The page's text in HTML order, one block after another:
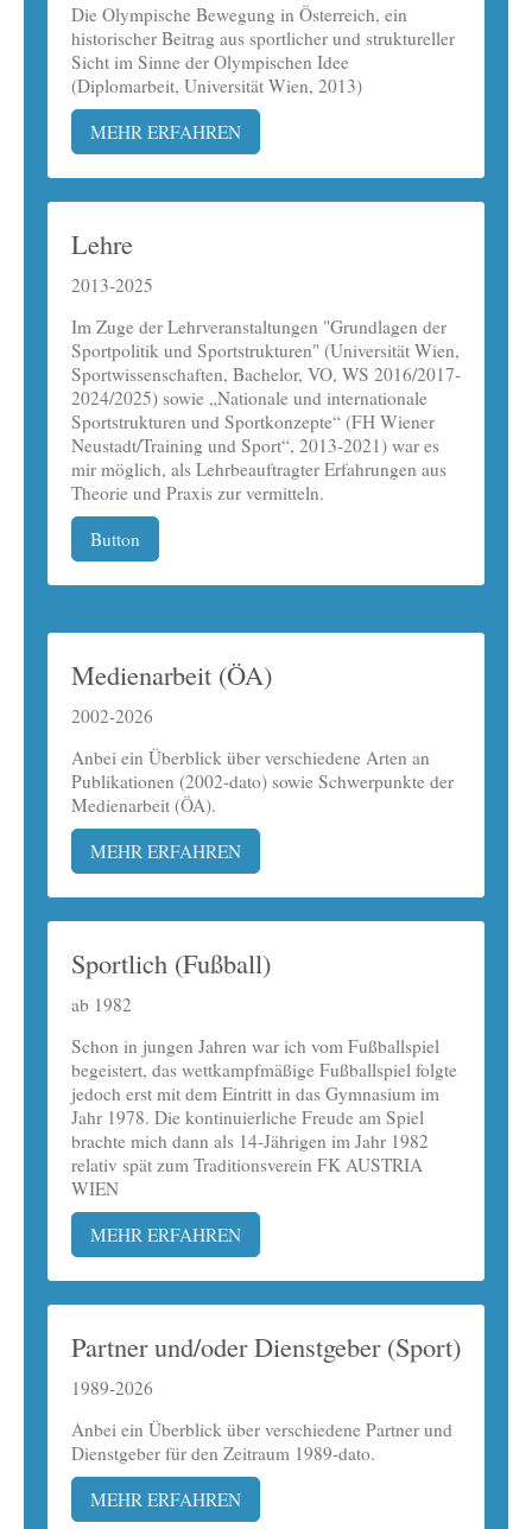
Die Olympische Bewegung in Österreich, ein
historischer Beitrag aus sportlicher und struktureller
Sicht im Sinne der Olympischen Idee
(Diplomarbeit, Universität Wien, 2013)
MEHR ERFAHREN
Lehre
2013-2025
Im Zuge der Lehrveranstaltungen "Grundlagen der
Sportpolitik und Sportstrukturen" (Universität Wien,
Sportwissenschaften, Bachelor, VO, WS 2016/2017-
2024/2025) sowie „Nationale und internationale
Sportstrukturen und Sportkonzepte“ (FH Wiener
Neustadt/Training und Sport“, 2013-2021) war es
mir möglich, als Lehrbeauftragter Erfahrungen aus
Theorie und Praxis zur vermitteln.
Button
Medienarbeit (ÖA)
2002-2026
Anbei ein Überblick über verschiedene Arten an
Publikationen (2002-dato) sowie Schwerpunkte der
Medienarbeit (ÖA).
MEHR ERFAHREN
Sportlich (Fußball)
ab 1982
Schon in jungen Jahren war ich vom Fußballspiel
begeistert, das wettkampfmäßige Fußballspiel folgte
jedoch erst mit dem Eintritt in das Gymnasium im
Jahr 1978. Die kontinuierliche Freude am Spiel
brachte mich dann als 14-Jährigen im Jahr 1982
relativ spät zum Traditionsverein FK AUSTRIA
WIEN
MEHR ERFAHREN
Partner und/oder Dienstgeber (Sport)
1989-2026
Anbei ein Überblick über verschiedene Partner und
Dienstgeber für den Zeitraum 1989-dato.
MEHR ERFAHREN